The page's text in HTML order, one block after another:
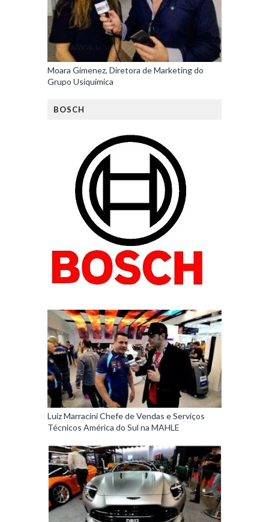
Moara Gimenez, Diretora de Marketing do
Grupo Usiquímica
BOSCH
Luiz Marracini Chefe de Vendas e Serviços
Técnicos América do Sul na MAHLE